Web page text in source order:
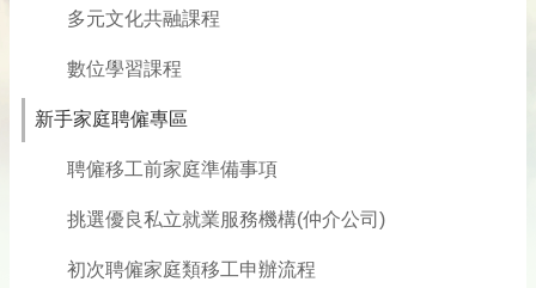
多元文化共融課程
數位學習課程
新手家庭聘僱專區
聘僱移工前家庭準備事項
挑選優良私立就業服務機構(仲介公司)
初次聘僱家庭類移工申辦流程